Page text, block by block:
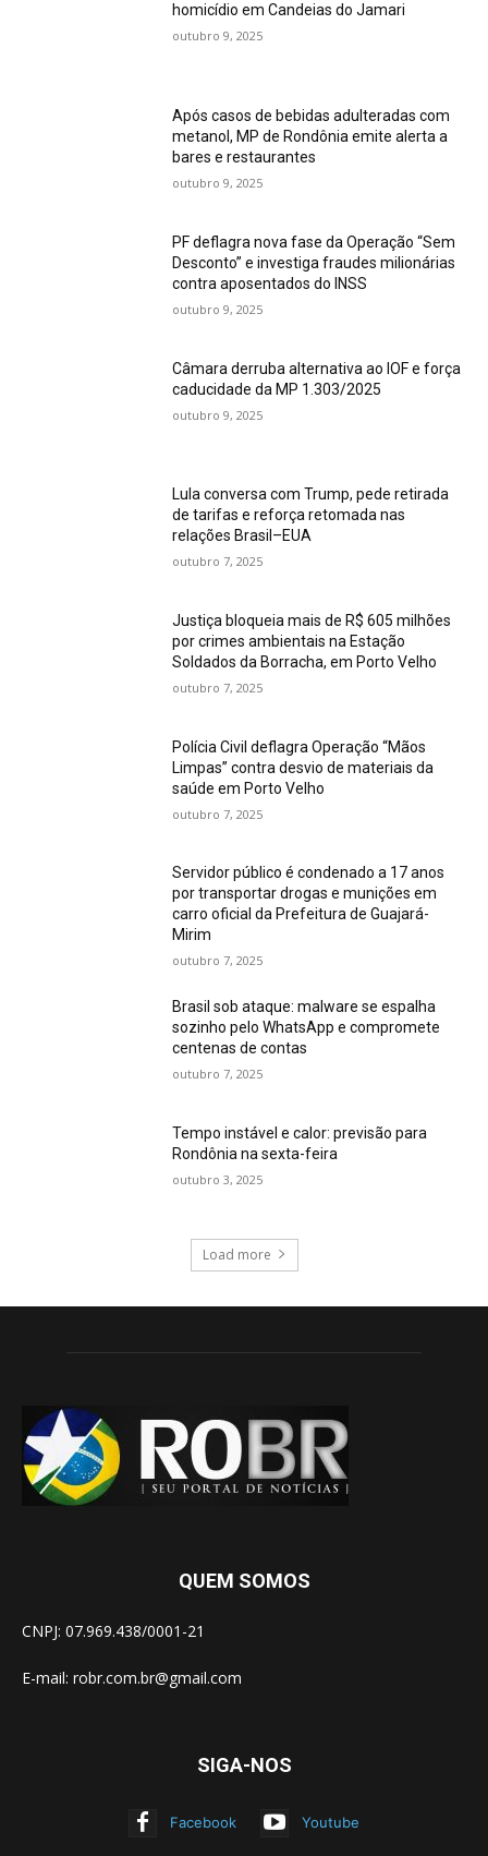
homicídio em Candeias do Jamari
outubro 9, 2025
Após casos de bebidas adulteradas com
metanol, MP de Rondônia emite alerta a
bares e restaurantes
outubro 9, 2025
PF deflagra nova fase da Operação “Sem
Desconto” e investiga fraudes milionárias
contra aposentados do INSS
outubro 9, 2025
Câmara derruba alternativa ao IOF e força
caducidade da MP 1.303/2025
outubro 9, 2025
Lula conversa com Trump, pede retirada
de tarifas e reforça retomada nas
relações Brasil–EUA
outubro 7, 2025
Justiça bloqueia mais de R$ 605 milhões
por crimes ambientais na Estação
Soldados da Borracha, em Porto Velho
outubro 7, 2025
Polícia Civil deflagra Operação “Mãos
Limpas” contra desvio de materiais da
saúde em Porto Velho
outubro 7, 2025
Servidor público é condenado a 17 anos
por transportar drogas e munições em
carro oficial da Prefeitura de Guajará-
Mirim
outubro 7, 2025
Brasil sob ataque: malware se espalha
sozinho pelo WhatsApp e compromete
centenas de contas
outubro 7, 2025
Tempo instável e calor: previsão para
Rondônia na sexta-feira
outubro 3, 2025
Load more
QUEM SOMOS
CNPJ: 07.969.438/0001-21
E-mail: robr.com.br@gmail.com
SIGA-NOS
Facebook Youtube